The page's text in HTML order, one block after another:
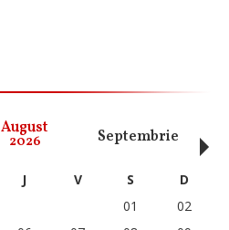
August
2026 Septembrie
J V S
D
01
02